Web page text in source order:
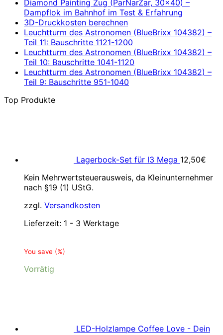
Diamond Painting Zug (ParNarZar, 30×40) –
Dampflok im Bahnhof im Test & Erfahrung
3D-Druckkosten berechnen
Leuchtturm des Astronomen (BlueBrixx 104382) –
Teil 11: Bauschritte 1121-1200
Leuchtturm des Astronomen (BlueBrixx 104382) –
Teil 10: Bauschritte 1041-1120
Leuchtturm des Astronomen (BlueBrixx 104382) –
Teil 9: Bauschritte 951-1040
Top Produkte
Lagerbock-Set für I3 Mega 12,50€
Kein Mehrwertsteuerausweis, da Kleinunternehmer
nach §19 (1) UStG.
zzgl. Versandkosten
Lieferzeit: 1 - 3 Werktage
You save (%)
Vorrätig
LED-Holzlampe Coffee Love - Dein